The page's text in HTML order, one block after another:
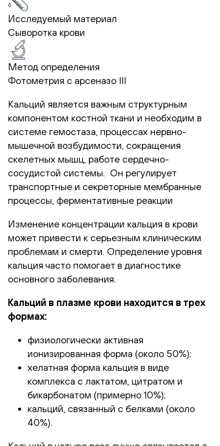
Исследуемый материал
Сыворотка крови
Метод определения
Фотометрия с арсеназо III
Кальций является важным структурным
компонентом костной ткани и необходим в
системе гемостаза, процессах нервно-
мышечной возбудимости, сокращения
скелетных мышц, работе сердечно-
сосудистой системы. Он регулирует
транспортные и секреторные мембранные
процессы, ферментативные реакции
Изменение концентрации кальция в крови
может привести к серьезным клиническим
проблемам и смерти. Определение уровня
кальция часто помогает в диагностике
основного заболевания.
Кальций в плазме крови находится в трех
формах:
физиологически активная
ионизированная форма (около 50%);
хелатная форма кальция в виде
комплекса с лактатом, цитратом и
бикарбонатом (примерно 10%);
кальций, связанный с белками (около
40%).